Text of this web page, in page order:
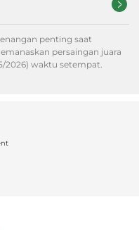
penting saat
persaingan juara
2026) waktu setempat.